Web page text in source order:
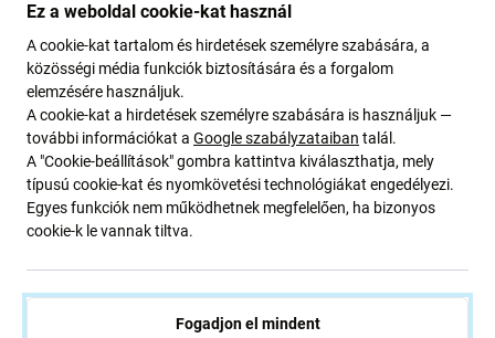
SBS - Tok Book Wallet
A53, fekete
9 210 Ft
RAKTÁRON 3 db
SBS - Tok Book Wallet
A23 5G, fekete
RAKTÁRON 2 db
Szállítás és visszaküldés
Ez a weboldal cookie-kat használ
A cookie-kat tartalom és hirdetések személyre szabására, a
közösségi média funkciók biztosítására és a forgalom
elemzésére használjuk.
A cookie-kat a hirdetések személyre szabására is használjuk —
további információkat a Google szabályzataiban talál.
A "Cookie-beállítások" gombra kattintva kiválaszthatja, mely
típusú cookie-kat és nyomkövetési technológiákat engedélyezi.
Egyes funkciók nem működhetnek megfelelően, ha bizonyos
cookie-k le vannak tiltva.
Fogadjon el mindent